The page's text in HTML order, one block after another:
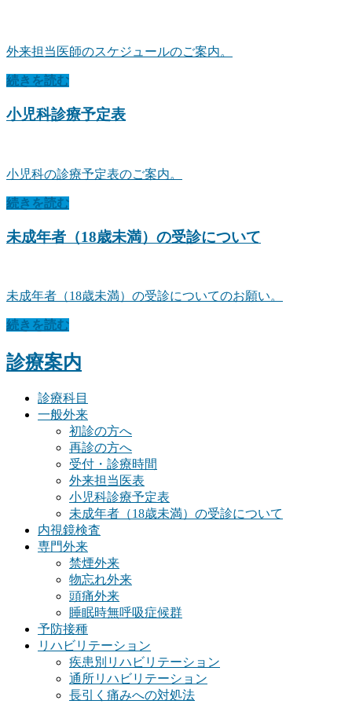
外来担当医師のスケジュールのご案内。
続きを読む
小児科診療予定表
小児科の診療予定表のご案内。
続きを読む
未成年者（18歳未満）の受診について
未成年者（18歳未満）の受診についてのお願い。
続きを読む
診療案内
診療科目
一般外来
初診の方へ
再診の方へ
受付・診療時間
外来担当医表
小児科診療予定表
未成年者（18歳未満）の受診について
内視鏡検査
専門外来
禁煙外来
物忘れ外来
頭痛外来
睡眠時無呼吸症候群
予防接種
リハビリテーション
疾患別リハビリテーション
通所リハビリテーション
長引く痛みへの対処法